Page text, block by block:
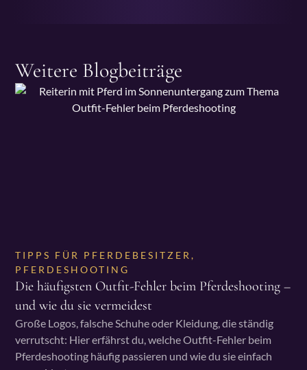
Weitere Blogbeiträge
TIPPS FÜR PFERDEBESITZER,
PFERDESHOOTING
Die häufigsten Outfit-Fehler beim Pferdeshooting –
und wie du sie vermeidest
Große Logos, falsche Schuhe oder Kleidung, die ständig
verrutscht: Hier erfährst du, welche Outfit-Fehler beim
Pferdeshooting häufig passieren und wie du sie einfach